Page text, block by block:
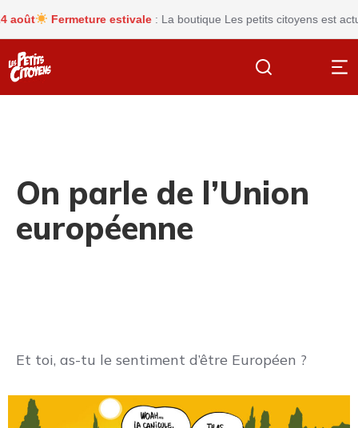
Fermeture estivale: La boutique Les petits citoyens est
On parle de l’Union
européenne
Et toi, as-tu le sentiment d’être Européen ?